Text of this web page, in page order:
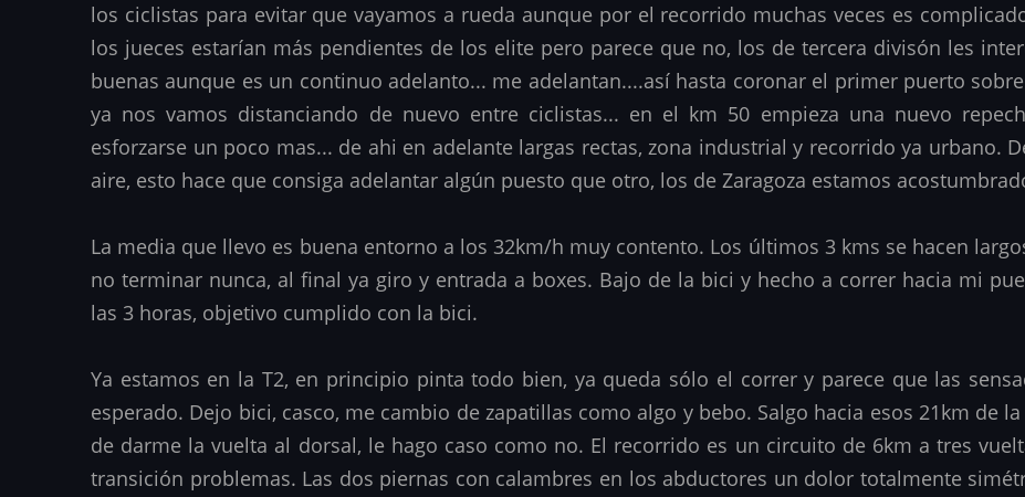
los ciclistas para evitar que vayamos a rueda aunque por el recorrido muchas veces es
los jueces estarían más pendientes de los elite pero parece que no, los de tercera divisón les
buenas aunque es un continuo adelanto... me adelantan....así hasta coronar el primer puerto
ya nos vamos distanciando de nuevo entre ciclistas... en el km 50 empieza una nuevo
esforzarse un poco mas... de ahi en adelante largas rectas, zona industrial y recorrido ya urbano.
aire, esto hace que consiga adelantar algún puesto que otro, los de Zaragoza estamos
La media que llevo es buena entorno a los 32km/h muy contento. Los últimos 3 kms se hacen
no terminar nunca, al final ya giro y entrada a boxes. Bajo de la bici y hecho a correr hacia mi
las 3 horas, objetivo cumplido con la bici.
Ya estamos en la T2, en principio pinta todo bien, ya queda sólo el correr y parece que las
esperado. Dejo bici, casco, me cambio de zapatillas como algo y bebo. Salgo hacia esos 21km de
de darme la vuelta al dorsal, le hago caso como no. El recorrido es un circuito de 6km a tres
transición problemas. Las dos piernas con calambres en los abductores un dolor totalmente